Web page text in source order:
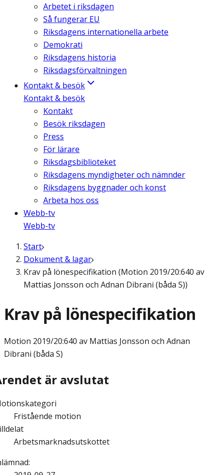
Arbetet i riksdagen
Så fungerar EU
Riksdagens internationella arbete
Demokrati
Riksdagens historia
Riksdagsförvaltningen
Kontakt & besök
Kontakt & besök
Kontakt
Besök riksdagen
Press
För lärare
Riksdagsbiblioteket
Riksdagens myndigheter och nämnder
Riksdagens byggnader och konst
Arbeta hos oss
Webb-tv
Webb-tv
Start
Dokument & lagar
Krav på lönespecifikation (Motion 2019/20:640 av
Mattias Jonsson och Adnan Dibrani (båda S))
Krav på lönespecifikation
Motion 2019/20:640 av Mattias Jonsson och Adnan
Dibrani (båda S)
är avslutat
Fristående motion
Arbetsmarknadsutskottet
: